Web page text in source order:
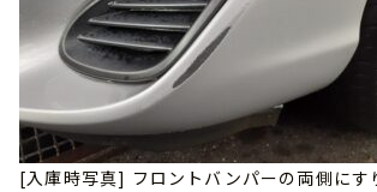
[入庫時写真] フロントバンパーの両側にす